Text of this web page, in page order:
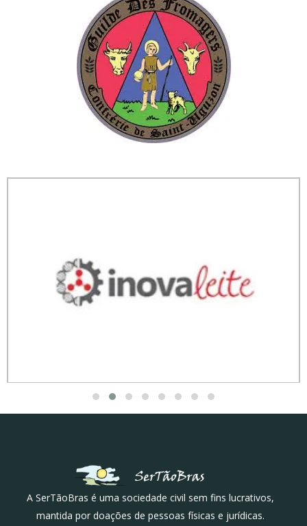
A SerTãoBras é uma sociedade civil sem fins lucrativos,
mantida por doações de pessoas físicas e jurídicas.